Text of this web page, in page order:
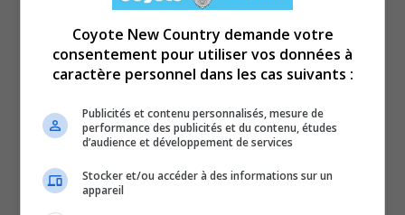
Coyote New Country demande votre
consentement pour utiliser vos données à
caractère personnel dans les cas suivants :
Publicités et contenu personnalisés, mesure de
performance des publicités et du contenu, études
d’audience et développement de services
Stocker et/ou accéder à des informations sur un
appareil